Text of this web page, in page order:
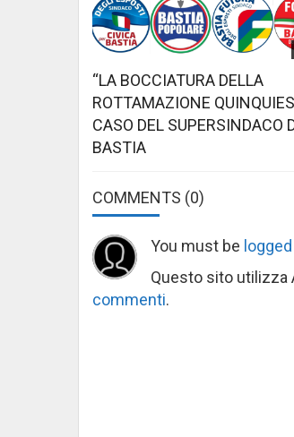
“LA BOCCIATURA DELLA
ROTTAMAZIONE
CASO DEL SUPERSINDACO
BASTIA
COMMENTS (0)
You must be
Questo sito utilizza
commenti.